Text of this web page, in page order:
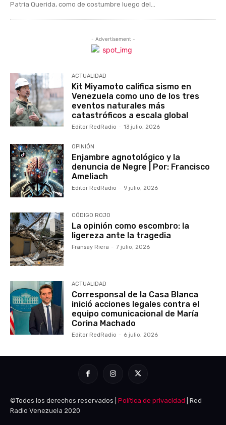
Patria Querida, como de costumbre luego del...
- Advertisement -
ACTUALIDAD
Kit Miyamoto califica sismo en
Venezuela como uno de los tres
eventos naturales más
catastróficos a escala global
Editor RedRadio - 13 julio, 2026
OPINIÓN
Enjambre agnotológico y la
denuncia de Negre | Por: Francisco
Ameliach
Editor RedRadio - 9 julio, 2026
CÓDIGO ROJO
La opinión como escombro: la
ligereza ante la tragedia
Fransay Riera - 7 julio, 2026
ACTUALIDAD
Corresponsal de la Casa Blanca
inició acciones legales contra el
equipo comunicacional de María
Corina Machado
Editor RedRadio - 6 julio, 2026
©Todos los derechos reservados | Política de privacidad | Red
Radio Venezuela 2020